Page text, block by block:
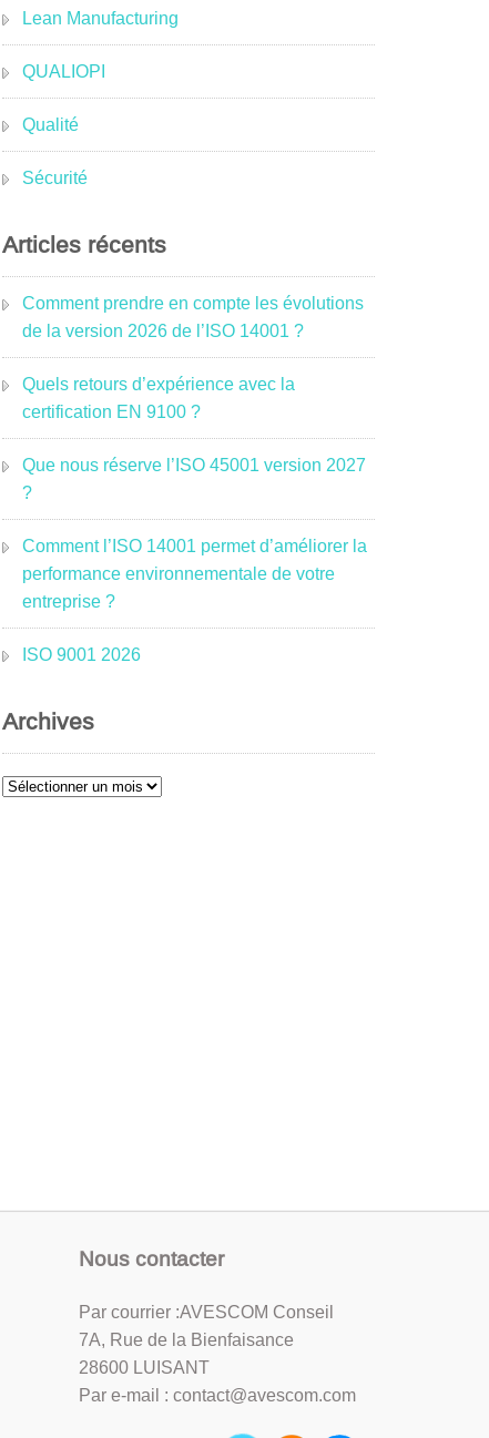
Lean Manufacturing
QUALIOPI
Qualité
Sécurité
Articles récents
Comment prendre en compte les évolutions
de la version 2026 de l’ISO 14001 ?
Quels retours d’expérience avec la
certification EN 9100 ?
Que nous réserve l’ISO 45001 version 2027
?
Comment l’ISO 14001 permet d’améliorer la
performance environnementale de votre
entreprise ?
ISO 9001 2026
Archives
Archives
Nous contacter
Par courrier :AVESCOM Conseil
7A, Rue de la Bienfaisance
28600 LUISANT
Par e-mail : contact@avescom.com